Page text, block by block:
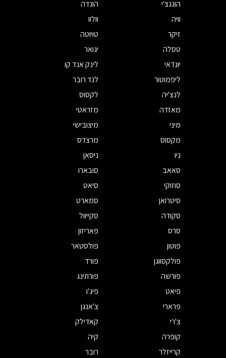
הונגצ'י
הונדה
וויה
וולוו
זיקר
טויוטה
טסלה
יגואר
יונדאי
לינק אנד קו
ליפמוטור
לנד רובר
לנצ'יה
לקסוס
מאזדה
מזראטי
מיני
מיצובישי
מקסוס
מרצדס
ניו
ניסאן
סאאב
סובארו
סוזוקי
סיאט
סיטרואן
סמארט
סקודה
סקייוול
סרס
פאריזון
פוטון
פולסטאר
פולקסווגן
פורד
פורשה
פורתינג
פיאט
פיג'ו
פרארי
צ'אנגן
צ'רי
קאדילק
קופרה
קיה
קרייזלר
רובר